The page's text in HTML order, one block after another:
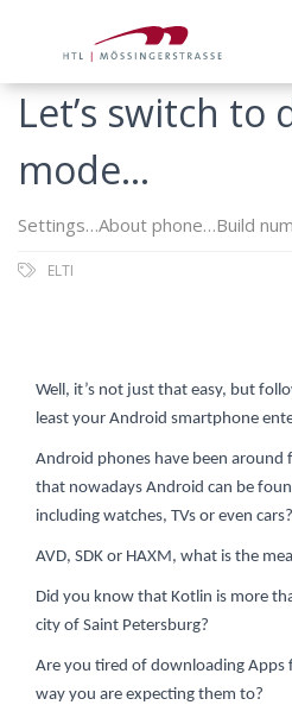
Let’s switch to
mode…
Settings…About phone…Build
ELTI
Well, it’s not just that easy, but
least your Android smartphone
Android phones have been
that nowadays Android can be
including watches, TVs or even cars?
AVD, SDK or HAXM, what is the
Did you know that Kotlin is more
city of Saint Petersburg?
Are you tired of downloading
way you are expecting them to?